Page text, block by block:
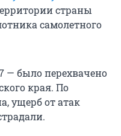
страны
самолетного
— было перехвачено
края. По
ущерб от атак